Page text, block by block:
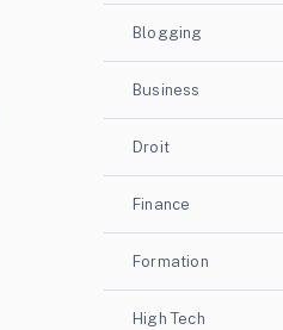
Blogging
Business
Droit
Finance
Formation
High Tech